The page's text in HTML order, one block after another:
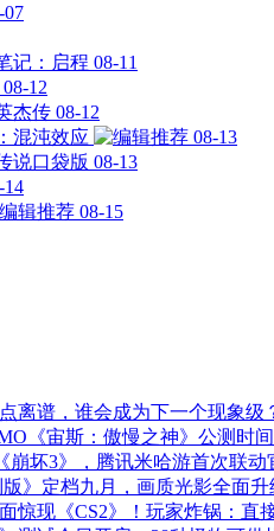
07
记：启程 08-11
08-12
杰传 08-12
混沌效应
08-13
说口袋版 08-13
14
08-15
离谱，谁会成为下一个现象级
《宙斯：傲慢之神》公测时间
坏3》，腾讯米哈游首次联动
》定档九月，画质光影全面升
惊现《CS2》！玩家炸锅：直